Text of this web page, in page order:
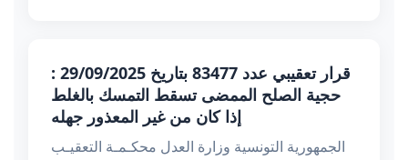
قرار تعقيبي عدد 83477 بتاريخ 29/09/2025 :
حجية الصلح الممضى تسقط التمسك بالغلط
إذا كان من غير المعذور جهله
الجمهورية التونسية وزارة العدل محكـمـة التعقيـب